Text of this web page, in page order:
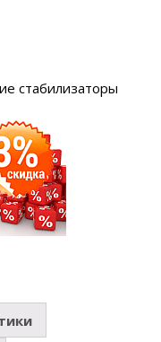
стабилизаторы